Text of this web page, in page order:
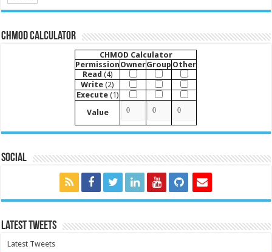
CHMOD Calculator
CHMOD Calculator
Permission OwnerGroup Other
Read (4)
Write (2)
Execute(1)
Value
Social
Latest Tweets
Latest Tweets